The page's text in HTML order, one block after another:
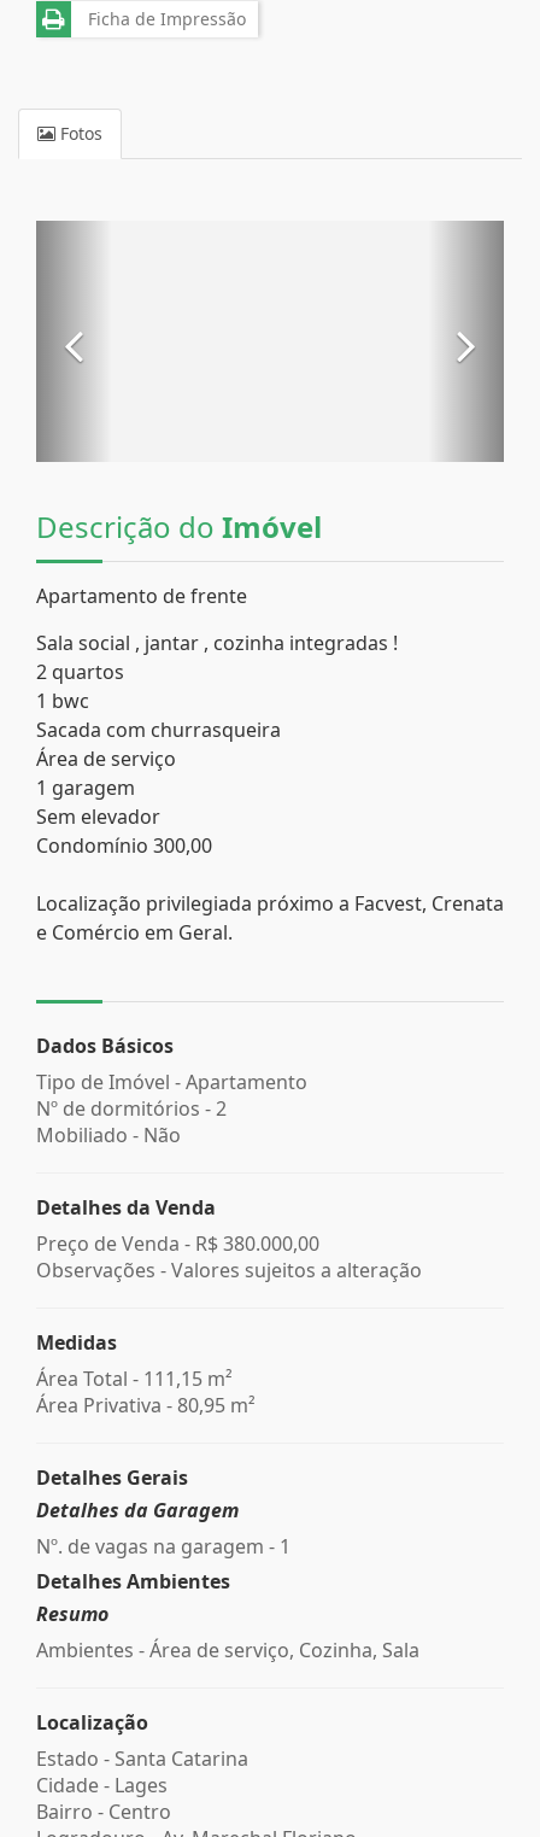
Ficha de Impressão
Fotos
Descrição do Imóvel
Apartamento de frente
Sala social , jantar , cozinha integradas !
2 quartos
1 bwc
Sacada com churrasqueira
Área de serviço
1 garagem
Sem elevador
Condomínio 300,00
Localização privilegiada próximo a Facvest, Crenata
e Comércio em Geral.
Dados Básicos
Tipo de Imóvel - Apartamento
Nº de dormitórios - 2
Mobiliado - Não
Detalhes da Venda
Preço de Venda - R$ 380.000,00
Observações - Valores sujeitos a alteração
Medidas
Área Total - 111,15 m²
Área Privativa - 80,95 m²
Detalhes Gerais
Detalhes da Garagem
Nº. de vagas na garagem - 1
Detalhes Ambientes
Resumo
Ambientes - Área de serviço, Cozinha, Sala
Localização
Estado - Santa Catarina
Cidade - Lages
Bairro - Centro